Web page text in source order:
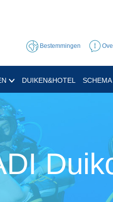
Bestemmingen
DUIKEN&HOTEL SCHEMA